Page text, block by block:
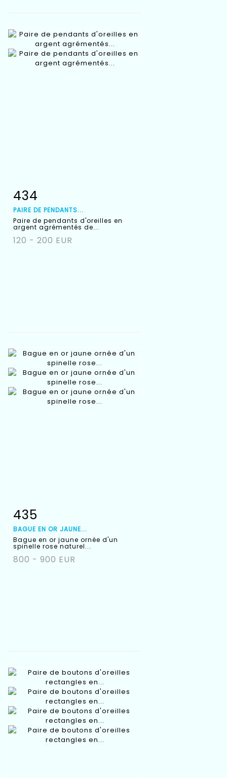
Fiche détaillée
434
PAIRE DE PENDANTS...
Paire de pendants d'oreilles en
argent agrémentés de...
120 - 200 EUR
Fiche détaillée
435
BAGUE EN OR JAUNE...
Bague en or jaune ornée d'un
spinelle rose naturel...
800 - 900 EUR